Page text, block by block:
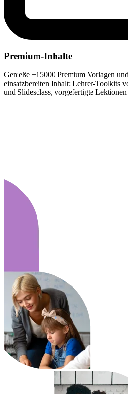
Premium-Inhalte
Genieße +15000 Premium Vorlagen
einsatzbereiten Inhalt: Lehrer-Toolkits
und Slidesclass, vorgefertigte